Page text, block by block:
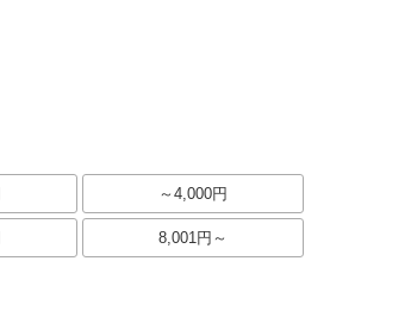
～4,000円
8,001円～